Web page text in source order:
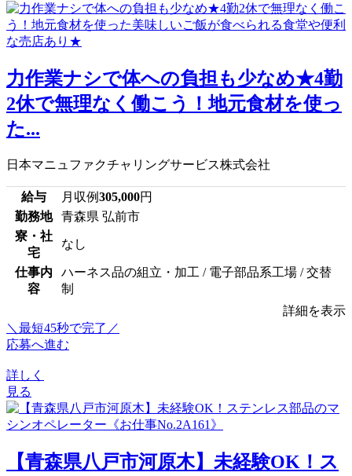
力作業ナシで体への負担も少なめ★4勤
2休で無理なく働こう！地元食材を使っ
た...
日本マニュファクチャリングサービス株式会社
給与 月収例305,000円
勤務地
青森県 弘前市
寮・社
宅
なし
仕事内
容
ハーネス品の組立・加工 / 電子部品系工場 / 交替
制
詳細を表示
＼最短45秒で完了／
応募へ進む
詳しく
見る
【青森県八戸市河原木】未経験OK！ス